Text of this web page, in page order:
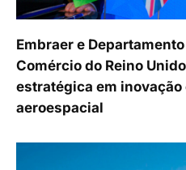
Embraer e
Comércio do Reino
estratégica em
aeroespacial